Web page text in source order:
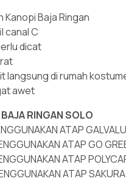
Baja Ringan
canal C
dicat
langsung di rumah
awet
RINGAN SOLO
ATAP
ATAP GO
ATAP
ATAP